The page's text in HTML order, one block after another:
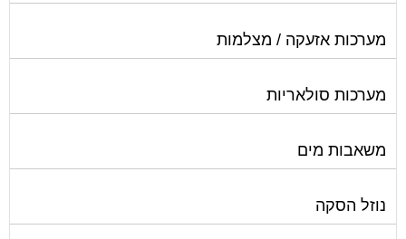
מערכות אזעקה / מצלמות
מערכות סולאריות
משאבות מים
נוזל הסקה